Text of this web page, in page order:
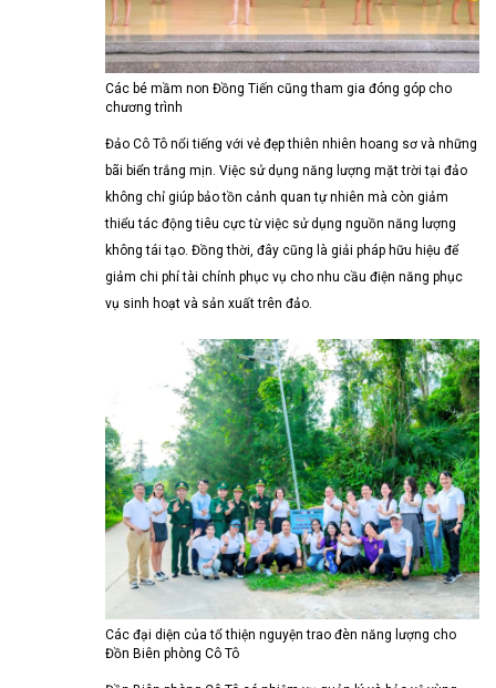
Các bé mầm non Đồng Tiến cũng tham gia đóng góp cho
chương trình
Đảo Cô Tô nổi tiếng với vẻ đẹp thiên nhiên hoang sơ và những
bãi biển trắng mịn. Việc sử dụng năng lượng mặt trời tại đảo
không chỉ giúp bảo tồn cảnh quan tự nhiên mà còn giảm
thiểu tác động tiêu cực từ việc sử dụng nguồn năng lượng
không tái tạo. Đồng thời, đây cũng là giải pháp hữu hiệu để
giảm chi phí tài chính phục vụ cho nhu cầu điện năng phục
vụ sinh hoạt và sản xuất trên đảo.
Các đại diện của tổ thiện nguyện trao đèn năng lượng cho
Đồn Biên phòng Cô Tô